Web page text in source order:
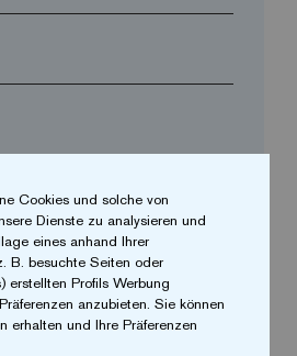
Cookies und solche von
Dienste zu analysieren und
eines anhand Ihrer
B. besuchte Seiten oder
erstellten Profils Werbung
anzubieten. Sie können
erhalten und Ihre Präferenzen